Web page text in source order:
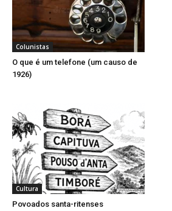
Colunistas
O que é um telefone (um causo de
1926)
Cultura
Povoados santa-ritenses